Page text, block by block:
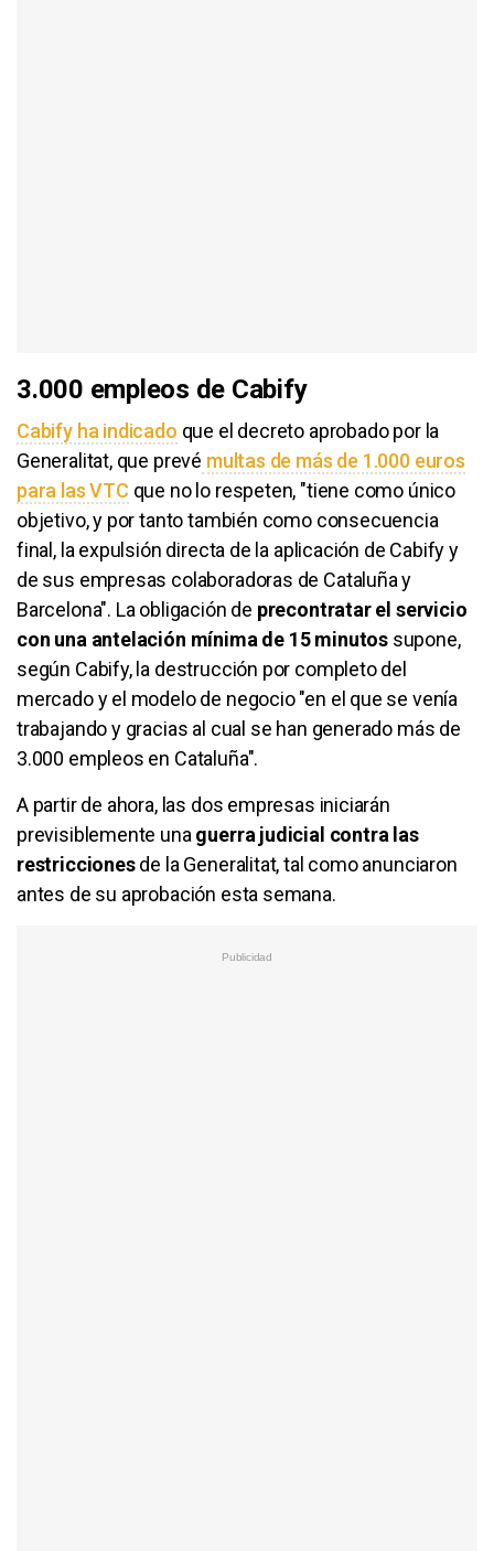
3.000 empleos de Cabify
Cabify ha indicado que el decreto aprobado por la
Generalitat, que prevé multas de más de 1.000 euros
para las VTC que no lo respeten, "tiene como único
objetivo, y por tanto también como consecuencia
final, la expulsión directa de la aplicación de Cabify y
de sus empresas colaboradoras de Cataluña y
Barcelona". La obligación de precontratar el servicio
con una antelación mínima de 15 minutossupone,
según Cabify, la destrucción por completo del
mercado y el modelo de negocio "en el que se venía
trabajando y gracias al cual se han generado más de
3.000 empleos en Cataluña".
A partir de ahora, las dos empresas iniciarán
previsiblemente una guerra judicial contra las
restriccionesde la Generalitat, tal como anunciaron
antes de su aprobación esta semana.